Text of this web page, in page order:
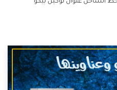
الساخن عنوان توكيل بيكو